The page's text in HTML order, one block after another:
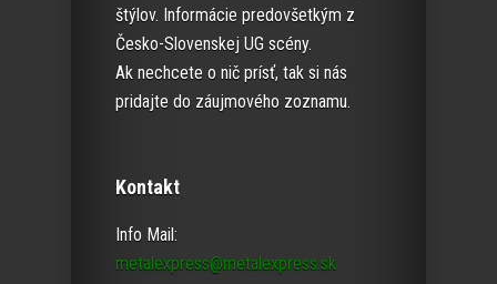
štýlov. Informácie predovšetkým z
Česko-Slovenskej UG scény.
Ak nechcete o nič prísť, tak si nás
pridajte do záujmového zoznamu.
Kontakt
Info Mail:
metalexpress@metalexpress.sk